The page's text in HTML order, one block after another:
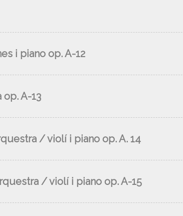
i piano op. A-12
A-13
/ violí i piano op. A. 14
/ violí i piano op. A-15